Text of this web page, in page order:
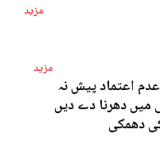
مزید
مزید
اعتماد پیش نہ
میں دھرنا دے دیں
دھمکی